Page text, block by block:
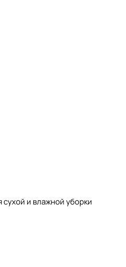
от перегрева и ударов, а
сохранять или выделять
и влажной уборки